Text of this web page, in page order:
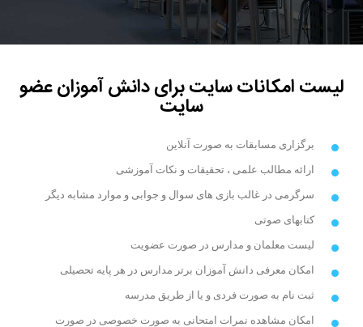
لیست امکانات سایت برای دانش آموزان عضو
سایت
برگزاری مسابقات به صورت آنلاین
ارائه مطالب علمی ، تحقیقات و نکات آموزشی
سرگرمی در غالب بازی های سوال و جوابی و موارد مشابه دیگر
کتابهای صوتی
لیست معلمان و مدارس در صورت عضویت
امکان معرفی دانش آموزان برتر مدارس در هر پایه تحصیلی
ثبت نام به صورت فردی و یا از طریق مدرسه
امکان مشاهده نمرات امتحانی به صورت خصوصی در صورت